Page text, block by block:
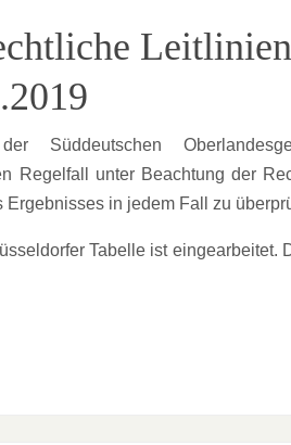
Süddeutschen
Regelfall unter Beachtung der
Ergebnisses in jedem Fall zu
Tabelle ist